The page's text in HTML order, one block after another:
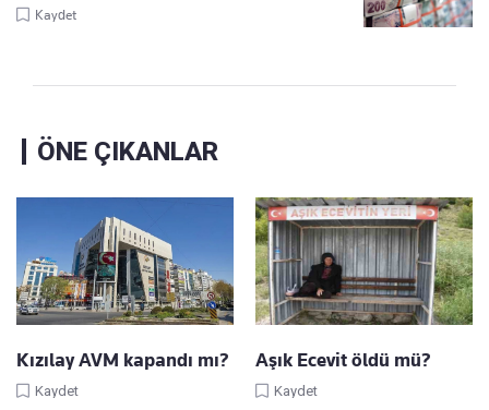
Kaydet
ÖNE ÇIKANLAR
Kızılay AVM kapandı mı?
Kaydet
Aşık Ecevit öldü mü?
Kaydet